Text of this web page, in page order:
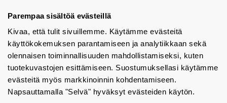
Parempaa sisältöä evästeillä
Kivaa, että tulit sivuillemme. Käytämme evästeitä
käyttökokemuksen parantamiseen ja analytiikkaan sekä
olennaisen toiminnallisuuden mahdollistamiseksi, kuten
tuotekuvastojen esittämiseen. Suostumuksellasi käytämme
evästeitä myös markkinoinnin kohdentamiseen.
Napsauttamalla "Selvä" hyväksyt evästeiden käytön.
Tuotekuvastot
Instagram
BIM-objektit
Yhteystiedot
Tiedotteet